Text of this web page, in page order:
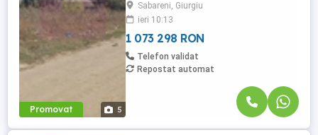
Promovat 5
este asfaltat, până la 30 m de teren, iar
reteaua de curent electric si cea de gaze
naturale, se ...
Sabareni, Giurgiu
ieri 10:13
1 073 298 RON
Telefon validat
Repostat automat